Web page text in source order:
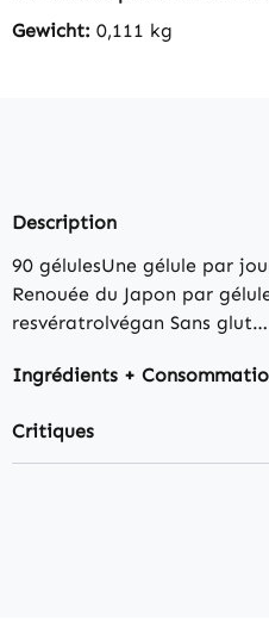
Gewicht: 0,111 kg
Description
90 gélulesUne gélule par
Renouée du Japon par
resvératrolvégan Sans glut…
Ingrédients +
Critiques